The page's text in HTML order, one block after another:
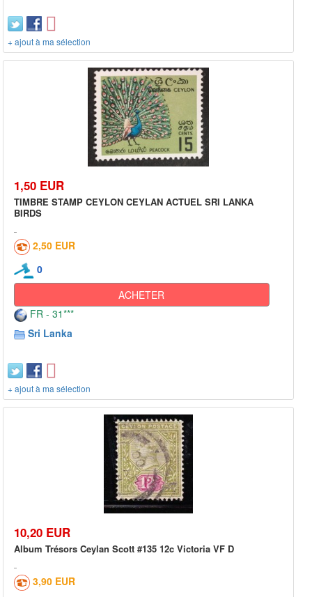
+ ajout à ma sélection
1,50 EUR
TIMBRE STAMP CEYLON CEYLAN ACTUEL SRI LANKA
BIRDS
2,50 EUR
0
ACHETER
FR - 31***
Sri Lanka
+ ajout à ma sélection
10,20 EUR
Album Trésors Ceylan Scott #135 12c Victoria VF D
3,90 EUR